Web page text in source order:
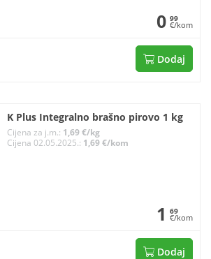
0 99
€/kom
Dodaj
K Plus Integralno brašno pirovo 1 kg
Cijena za j.m.: 1,69 €/kg
Cijena 02.05.2025.: 1,69 €/kom
1 69
€/kom
Dodaj